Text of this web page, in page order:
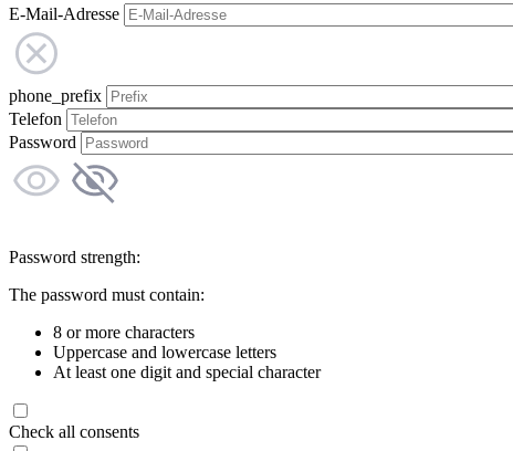
E-Mail-Adresse
phone_prefix
Telefon
Password
Password strength:
The password must contain:
8 or more characters
Uppercase and lowercase letters
At least one digit and special character
Check all consents